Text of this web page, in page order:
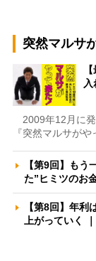
突然マルサ
入
2009年12月に発
『突然マルサが
【第9回】も
た”ヒミツのお
【第8回】年
上がっていく